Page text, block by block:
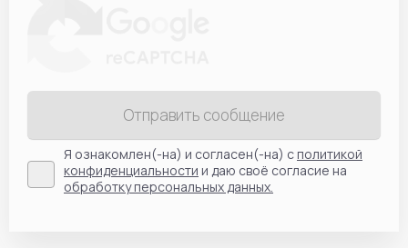
Отправить сообщение
Я ознакомлен(-на) и согласен(-на) сполитикой
конфиденциальности и даю своё согласие на
обработку персональных данных.